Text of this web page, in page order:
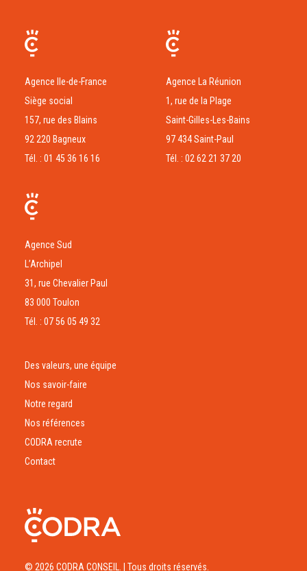
Agence Ile-de-France
Siège social
157, rue des Blains
92 220 Bagneux
Tél. : 01 45 36 16 16
Agence La Réunion
1, rue de la Plage
Saint-Gilles-Les-Bains
97 434 Saint-Paul
Tél. : 02 62 21 37 20
Agence Sud
L’Archipel
31, rue Chevalier Paul
83 000 Toulon
Tél. : 07 56 05 49 32
Des valeurs, une équipe
Nos savoir-faire
Notre regard
Nos références
CODRA recrute
Contact
© 2026 CODRA CONSEIL. | Tous droits réservés.